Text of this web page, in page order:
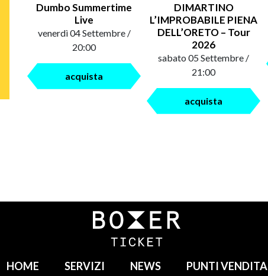
Dumbo Summertime
Live
venerdì 04 Settembre /
20:00
acquista
DIMARTINO
L’IMPROBABILE PIENA
DELL’ORETO – Tour
2026
sabato 05 Settembre /
21:00
acquista
HOME SERVIZI NEWS PUNTI VENDITA